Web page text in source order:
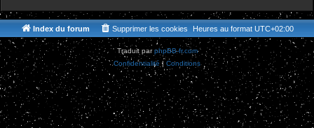
Index du forum Heures au format UTC+02:00
Supprimer les cookies
Traduit parphpBB-fr.com
Confidentialité | Conditions